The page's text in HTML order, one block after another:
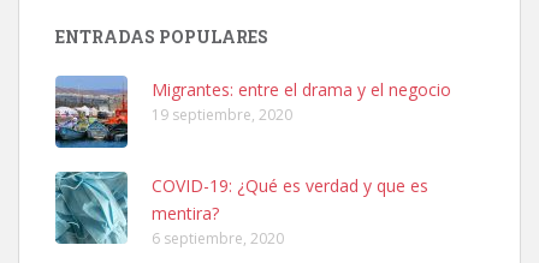
Leales.org » Gran Canaria
ENTRADAS POPULARES
Migrantes: entre el drama y el negocio
19 septiembre, 2020
COVID-19: ¿Qué es verdad y que es
mentira?
6 septiembre, 2020